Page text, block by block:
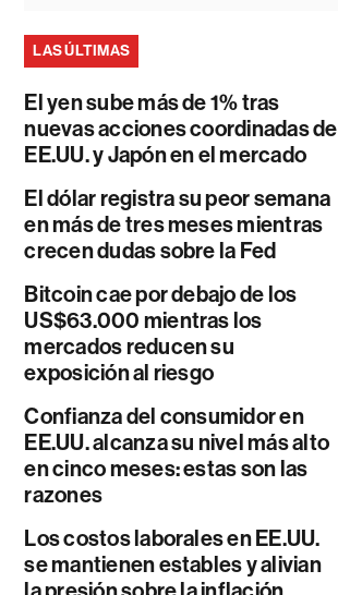
LAS ÚLTIMAS
El yen sube más de 1% tras
nuevas acciones coordinadas de
EE.UU. y Japón en el mercado
El dólar registra su peor semana
en más de tres meses mientras
crecen dudas sobre la Fed
Bitcoin cae por debajo de los
US$63.000 mientras los
mercados reducen su
exposición al riesgo
Confianza del consumidor en
EE.UU. alcanza su nivel más alto
en cinco meses: estas son las
razones
Los costos laborales en EE.UU.
se mantienen estables y alivian